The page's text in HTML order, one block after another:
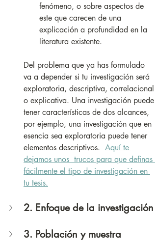
fenómeno, o sobre aspectos de
este que carecen de una
explicación a profundidad en la
literatura existente.
Del problema que ya has formulado
va a depender si tu investigación será
exploratoria, descriptiva, correlacional
o explicativa. Una investigación puede
tener características de dos alcances,
por ejemplo, una investigación que en
esencia sea exploratoria puede tener
elementos descriptivos. Aquí te
dejamos unos  trucos para que definas
fácilmente el tipo de investigación en
tu tesis.
2. Enfoque de la investigación
3. Población y muestra